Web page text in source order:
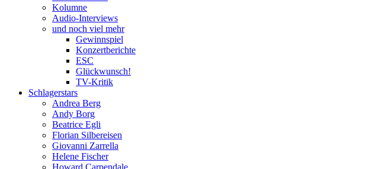
Kolumne
Audio-Interviews
und noch viel mehr
Gewinnspiel
Konzertberichte
ESC
Glückwunsch!
TV-Kritik
Schlagerstars
Andrea Berg
Andy Borg
Beatrice Egli
Florian Silbereisen
Giovanni Zarrella
Helene Fischer
Howard Carpendale